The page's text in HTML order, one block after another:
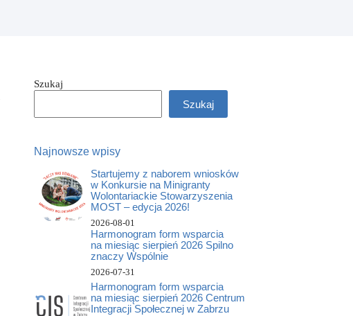
Szukaj
Szukaj
Najnowsze wpisy
Startujemy z naborem wniosków
w Konkursie na Minigranty
Wolontariackie Stowarzyszenia
MOST – edycja 2026!
2026-08-01
Harmonogram form wsparcia
na miesiąc sierpień 2026 Spilno
znaczy Wspólnie
2026-07-31
Harmonogram form wsparcia
na miesiąc sierpień 2026 Centrum
Integracji Społecznej w Zabrzu